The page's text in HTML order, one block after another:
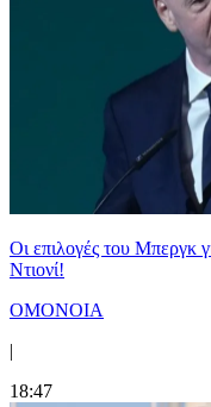
Οι επιλογές του Μπεργκ
Ντιονί!
ΟΜΟΝΟΙΑ
|
18:47